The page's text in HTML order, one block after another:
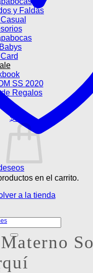
y Faldas
SS 2020
Regalos
$0
en el carrito.
a la tienda